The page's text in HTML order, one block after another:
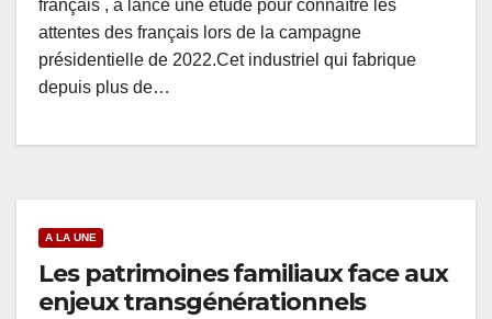
français , a lancé une étude pour connaître les
attentes des français lors de la campagne
présidentielle de 2022.Cet industriel qui fabrique
depuis plus de…
A LA UNE
Les patrimoines familiaux face aux
enjeux transgénérationnels